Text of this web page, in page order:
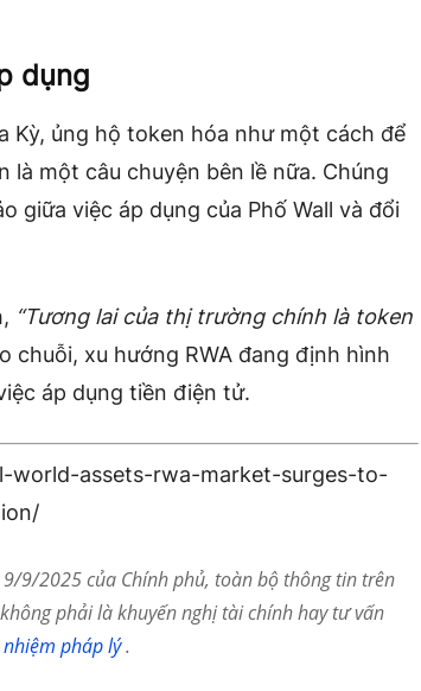
dụng
Kỳ, ủng hộ token hóa như một cách để
là một câu chuyện bên lề nữa. Chúng
giữa việc áp dụng của Phố Wall và đổi
“Tương lai của thị trường chính là token
chuỗi, xu hướng RWA đang định hình
áp dụng tiền điện tử.
world-assets-rwa-market-surges-to-
9/2025 của Chính phủ, toàn bộ thông tin trên
phải là khuyến nghị tài chính hay tư vấn
pháp lý.